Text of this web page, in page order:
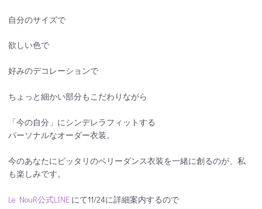
自分のサイズで
欲しい色で
好みのデコレーションで
ちょっと細かい部分もこだわりながら
「今の自分」にシンデレラフィットする
パーソナルなオーダー衣装。
今のあなたにピッタリのベリーダンス衣装を一緒に創るのが、私
も楽しみです。
Le NouR公式LINE にて11/24に詳細案内するので